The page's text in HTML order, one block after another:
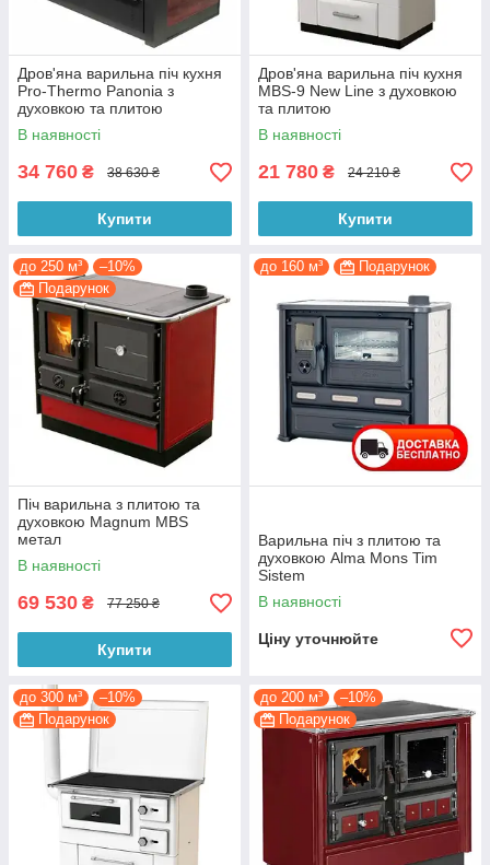
Дров'яна варильна піч кухня
Pro-Thermo Panonia з
духовкою та плитою
В наявності
34 760 ₴ 38 630 ₴
Купити
Дров'яна варильна піч кухня
MBS-9 New Line з духовкою
та плитою
В наявності
21 780 ₴ 24 210 ₴
Купити
до 250 м³
–10%
Подарунок
Піч варильна з плитою та
духовкою Magnum MBS
метал
В наявності
69 530 ₴ 77 250 ₴
Купити
до 160 м³ Подарунок
Варильна піч з плитою та
духовкою Alma Mons Tim
Sistem
В наявності
Ціну уточнюйте
до 300 м³
–10%
Подарунок
до 200 м³
–10%
Подарунок